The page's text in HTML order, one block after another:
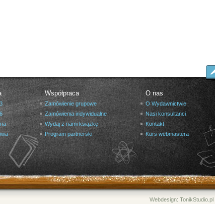
Współpraca
Zamówienie grupowe
Zamówienia indywidualne
Wydaj z nami książkę
Program partnerski
O nas
O Wydawnictwie
Nasi konsultanci
Kontakt
Kurs webmastera
Webdesign: TonikStudio.pl